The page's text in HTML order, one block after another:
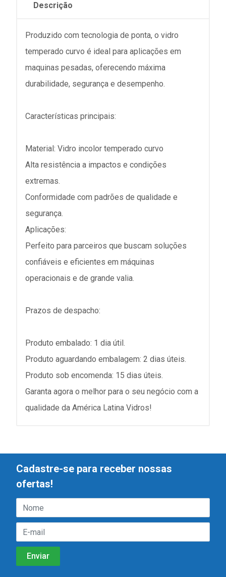
Descrição
Produzido com tecnologia de ponta, o vidro
temperado curvo é ideal para aplicações em
maquinas pesadas, oferecendo máxima
durabilidade, segurança e desempenho.
Características principais:
Material: Vidro incolor temperado curvo
Alta resistência a impactos e condições
extremas.
Conformidade com padrões de qualidade e
segurança.
Aplicações:
Perfeito para parceiros que buscam soluções
confiáveis e eficientes em máquinas
operacionais e de grande valia.
Prazos de despacho:
Produto embalado: 1 dia útil.
Produto aguardando embalagem: 2 dias úteis.
Produto sob encomenda: 15 dias úteis.
Garanta agora o melhor para o seu negócio com a
qualidade da América Latina Vidros!
Cadastre-se para receber nossas
ofertas!